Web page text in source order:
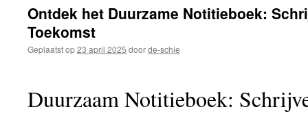
Ontdek het Duurzame Notitieboek:
Toekomst
Geplaatst op23 april 2025 doorde-schie
Duurzaam Notitieboek: